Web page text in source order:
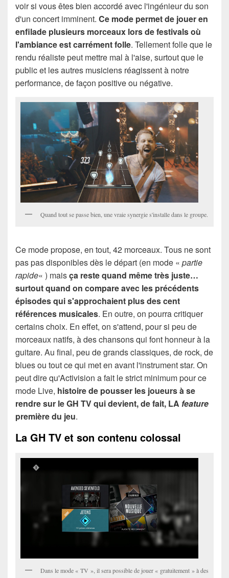
voir si vous êtes bien accordé avec l'ingénieur du son
d'un concert imminent. Ce mode permet de jouer en
enfilade plusieurs morceaux lors de festivals où
l'ambiance est carrément folle. Tellement folle que le
rendu réaliste peut mettre mal à l'aise, surtout que le
public et les autres musiciens réagissent à notre
performance, defaçon positive ou négative.
Quand tout se passe bien, une vraie synergie s'installe dans le groupe.
Ce mode propose, en tout, 42 morceaux. Tous ne sont
pas pas disponibles dès le départ (en mode « partie
rapide« ) maisça reste quand même très juste…
surtout quand on compare avec les précédents
épisodes qui s'approchaient plus des cent
références musicales. En outre, on pourra critiquer
certains choix. En effet, on s'attend, pour si peu de
morceaux natifs, à des chansons qui font honneur à la
guitare. Au final, peu de grands classiques, de rock, de
blues ou tout ce qui met en avant l'instrument star. On
peut dire qu'Activision a fait le strict minimum pour ce
mode Live, histoire de pousser les joueurs à se
rendre sur le GH TV qui devient, de fait, LA feature
première du jeu.
La GH TV et son contenu colossal
Dans le mode « TV », il sera possible de jouer « gratuitement » à des